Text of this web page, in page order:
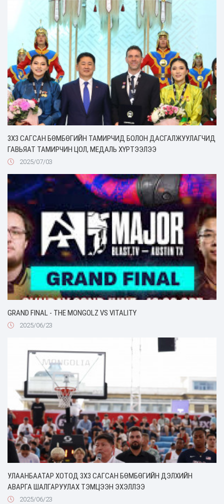
3Х3 САГСАН БӨМБӨГИЙН ТАМИРЧИД БОЛОН ДАСГАЛЖУУЛАГЧИД
ГАВЬЯАТ ТАМИРЧИН ЦОЛ, МЕДАЛЬ ХҮРТЭЭЛЭЭ
2025/07/03
GRAND FINAL - THE MONGOLZ VS VITALITY
2025/06/23
УЛААНБААТАР ХОТОД 3Х3 САГСАН БӨМБӨГИЙН ДЭЛХИЙН
АВАРГА ШАЛГАРУУЛАХ ТЭМЦЭЭН ЭХЭЛЛЭЭ
2025/06/23